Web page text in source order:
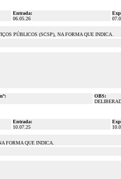
Entrada:
06.05.26
PÚBLICOS (SCSP), NA FORMA QUE INDICA.
OBS:
Entrada:
10.07.25
FORMA QUE INDICA.